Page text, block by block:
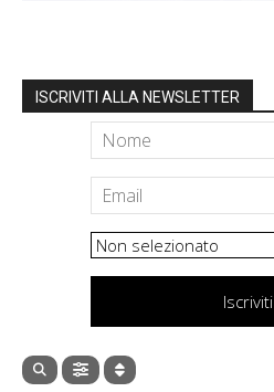
ISCRIVITI ALLA NEWSLETTER
Iscriviti